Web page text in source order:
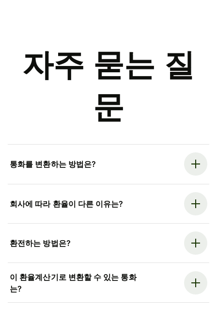
자주 묻는 질
문
통화를 변환하는 방법은?
회사에 따라 환율이 다른 이유는?
환전하는 방법은?
이 환율계산기로 변환할 수 있는 통화
는?